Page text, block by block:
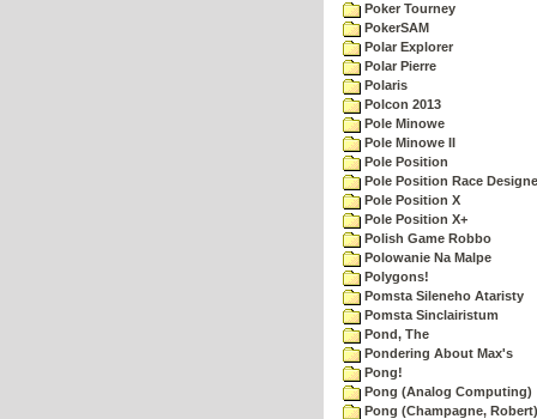
Poker Tourney
PokerSAM
Polar Explorer
Polar Pierre
Polaris
Polcon 2013
Pole Minowe
Pole Minowe II
Pole Position
Pole Position Race
Pole Position X
Pole Position X+
Polish Game Robbo
Polowanie Na Malpe
Polygons!
Pomsta Sileneho Ataristy
Pomsta Sinclairistum
Pond, The
Pondering About Max's
Pong!
Pong (Analog Computing)
Pong (Champagne, Robert)